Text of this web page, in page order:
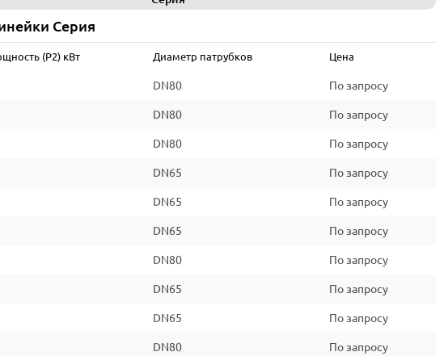
Серия
(P2) кВт Диаметр патрубков Цена
DN80 По запросу
DN80 По запросу
DN80 По запросу
DN65 По запросу
DN65 По запросу
DN65 По запросу
DN80 По запросу
DN65 По запросу
DN65 По запросу
DN80 По запросу